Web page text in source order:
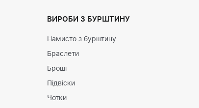
ВИРОБИ З БУРШТИНУ
Намисто з бурштину
Браслети
Броші
Підвіски
Чотки